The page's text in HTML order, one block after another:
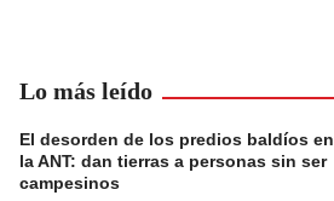
Lo más leído
El desorden de los predios baldíos en
la ANT: dan tierras a personas sin ser
campesinos